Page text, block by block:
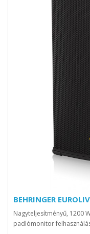
BEHRINGER
Nagyteljesítményű, 1200
padlómonitor